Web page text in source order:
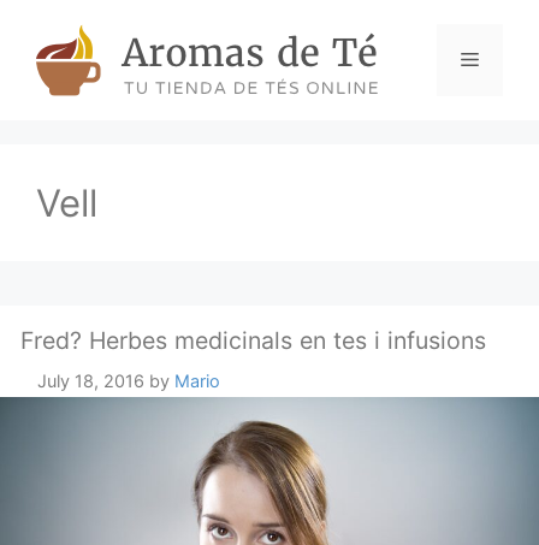
content
Menu
Vell
Fred? Herbes medicinals en tes i infusions
July 18, 2016 by Mario